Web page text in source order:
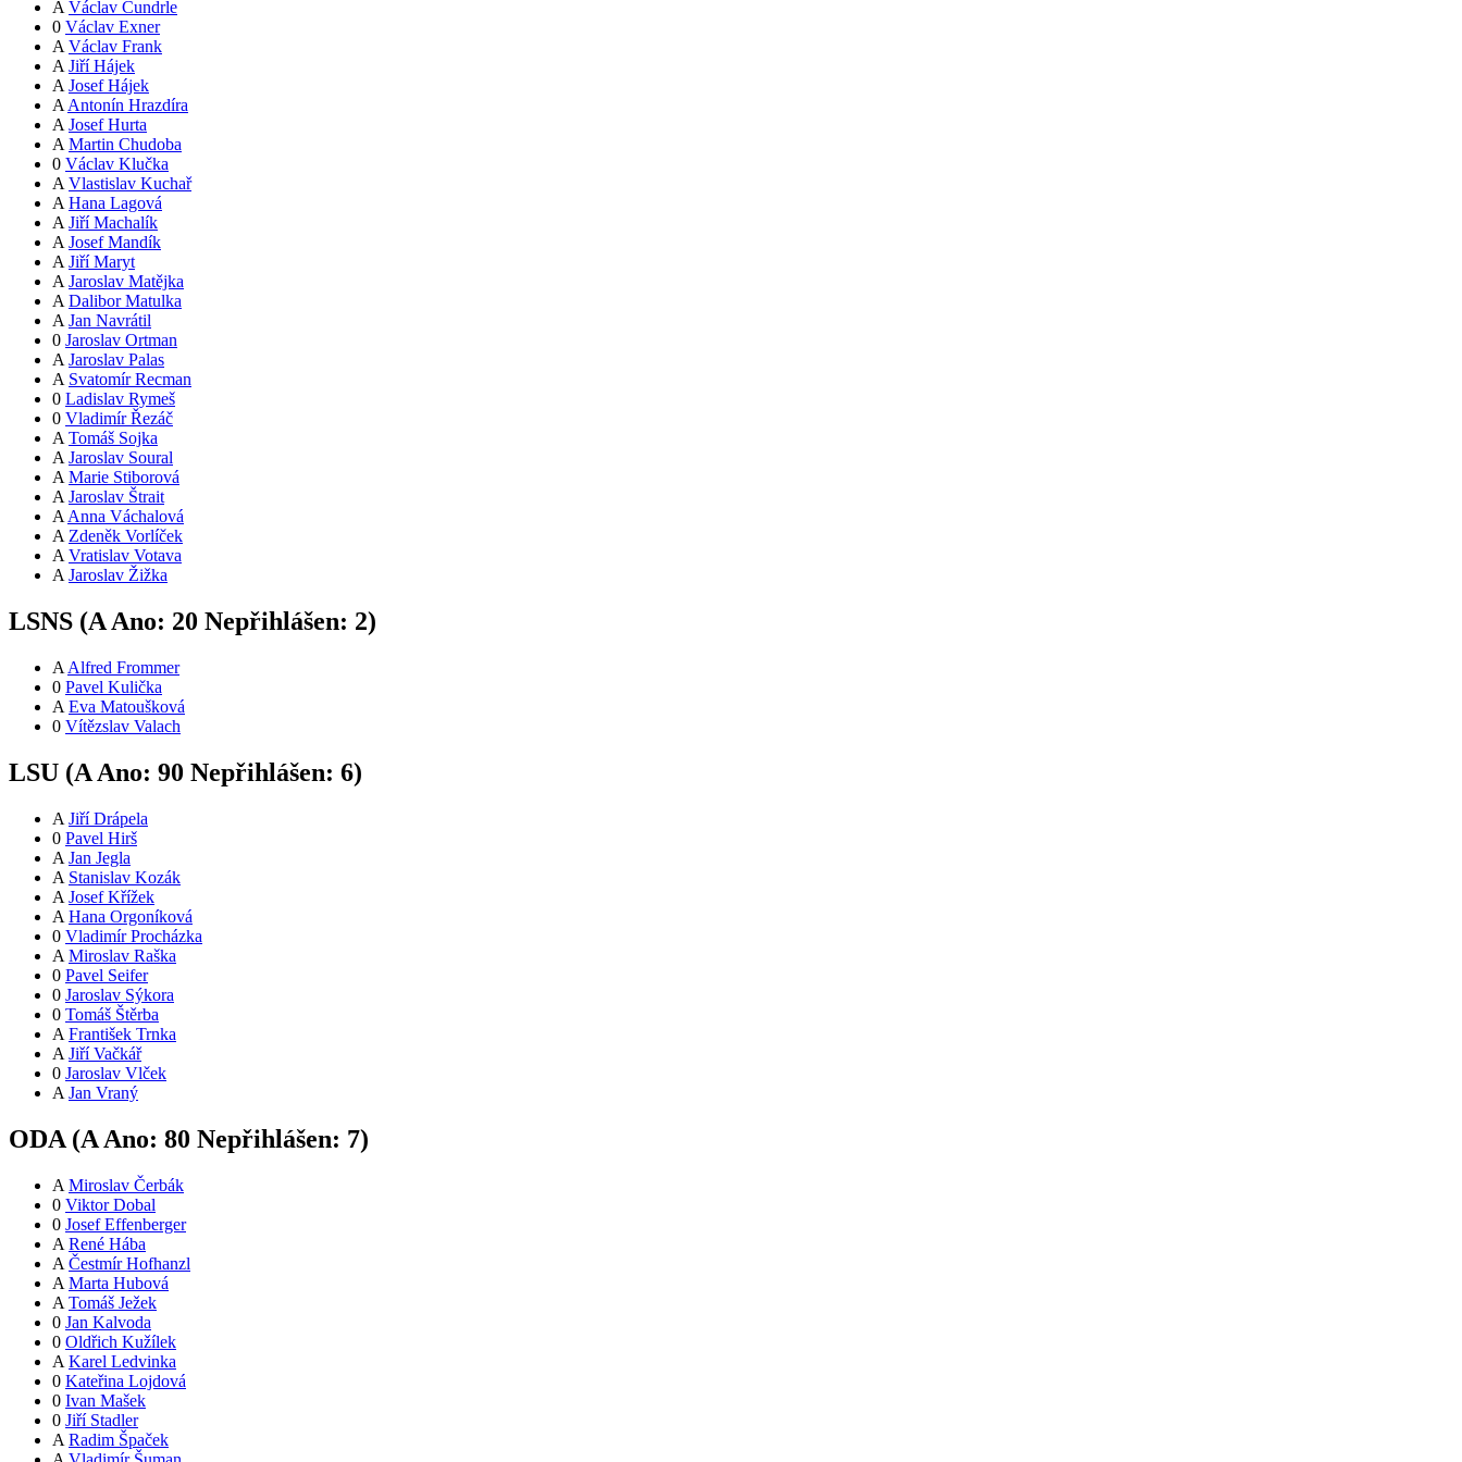
A Václav Čundrle
0 Václav Exner
A Václav Frank
A Jiří Hájek
A Josef Hájek
AAntonín Hrazdíra
A Josef Hurta
A Martin Chudoba
0 Václav Klučka
A Vlastislav Kuchař
A Hana Lagová
A Jiří Machalík
A Josef Mandík
A Jiří Maryt
A Jaroslav Matějka
A Dalibor Matulka
A Jan Navrátil
0 Jaroslav Ortman
A Jaroslav Palas
A Svatomír Recman
0 Ladislav Rymeš
0 Vladimír Řezáč
A Tomáš Sojka
A Jaroslav Soural
A Marie Stiborová
A Jaroslav Štrait
AAnna Váchalová
A Zdeněk Vorlíček
A Vratislav Votava
A Jaroslav Žižka
LSNS (AAno: 20 Nepřihlášen: 2)
A Alfred Frommer
0 Pavel Kulička
A Eva Matoušková
0 Vítězslav Valach
LSU (A Ano: 90 Nepřihlášen: 6)
A Jiří Drápela
0 Pavel Hirš
A Jan Jegla
A Stanislav Kozák
A Josef Křížek
A Hana Orgoníková
0 Vladimír Procházka
A Miroslav Raška
0 Pavel Seifer
0 Jaroslav Sýkora
0 Tomáš Štěrba
A František Trnka
A Jiří Vačkář
0 Jaroslav Vlček
A Jan Vraný
ODA (A Ano: 80 Nepřihlášen: 7)
A Miroslav Čerbák
0 Viktor Dobal
0 Josef Effenberger
A René Hába
A Čestmír Hofhanzl
A Marta Hubová
A Tomáš Ježek
0 Jan Kalvoda
0 Oldřich Kužílek
A Karel Ledvinka
0 Kateřina Lojdová
0 Ivan Mašek
0 Jiří Stadler
A Radim Špaček